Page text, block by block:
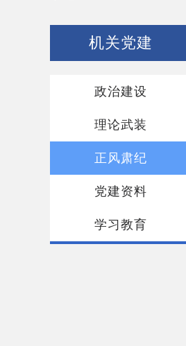
机关党建
政治建设
理论武装
正风肃纪
党建资料
学习教育